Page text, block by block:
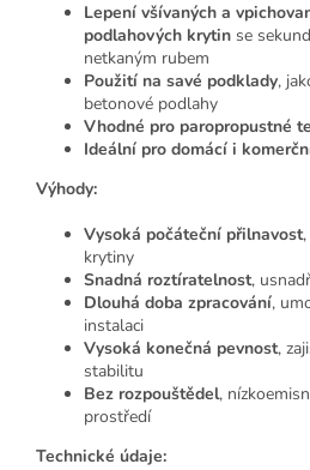
Lepení všívaných a
podlahových krytin se
netkaným rubem
Použití na savé podklady,
betonové podlahy
Vhodné pro paropropustné
Ideální pro domácí i
Výhody:
Vysoká počáteční přilnavost
krytiny
Snadná roztíratelnost,
Dlouhá doba zpracování,
instalaci
Vysoká konečná pevnost,
stabilitu
Bez rozpouštědel,
prostředí
Technické údaje: